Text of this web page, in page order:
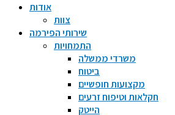
אודות
צוות
שירותי הפירמה
התמחויות
משרדי ממשלה
ביטוח
מקצועות חופשיים
חקלאות וטיפוח זרעים
הייטק